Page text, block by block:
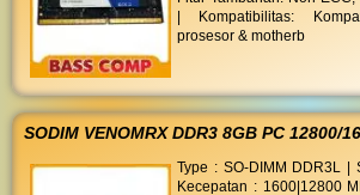
| Kompatibilitas:
prosesor & motherb
SODIM VENOMRX DDR3 8GB PC 12800/
Type : SO-DIMM DDR3L |
Kecepatan : 1600|12800